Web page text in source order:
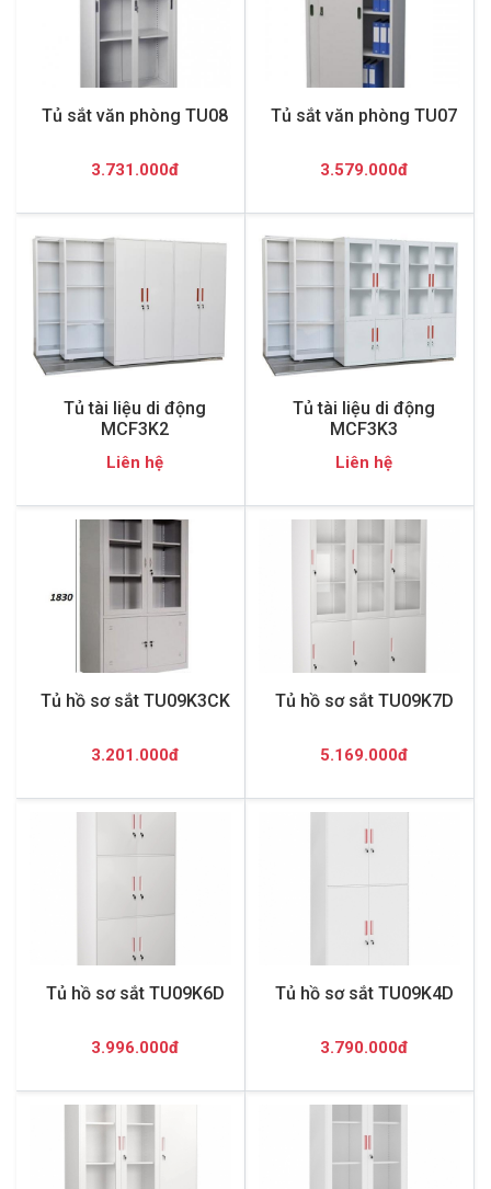
Tủ sắt văn phòng TU08
3.731.000đ
Tủ sắt văn phòng TU07
3.579.000đ
Tủ tài liệu di động
MCF3K2
Liên hệ
Tủ tài liệu di động
MCF3K3
Liên hệ
Tủ hồ sơ sắt TU09K3CK
3.201.000đ
Tủ hồ sơ sắt TU09K7D
5.169.000đ
Tủ hồ sơ sắt TU09K6D
3.996.000đ
Tủ hồ sơ sắt TU09K4D
3.790.000đ